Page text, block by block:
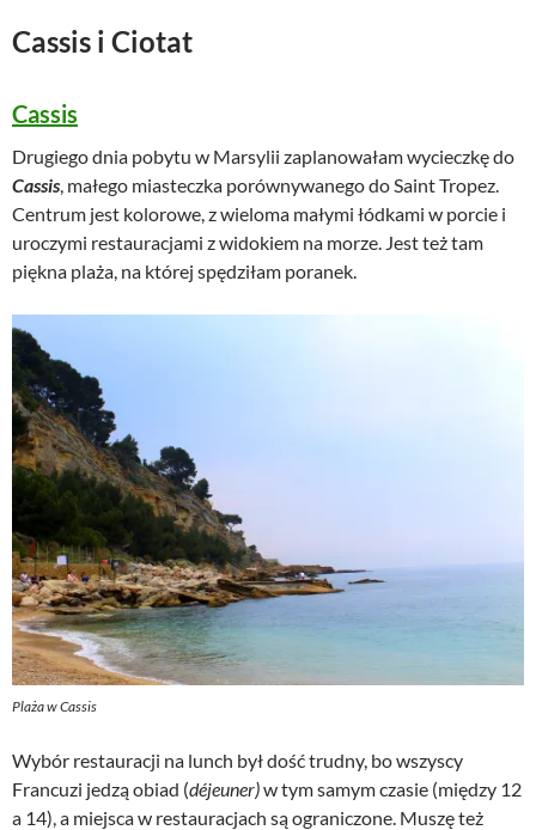
Cassis i Ciotat
Cassis
Drugiego dnia pobytu w Marsylii zaplanowałam wycieczkę do
Cassis, małego miasteczka porównywanego do Saint Tropez.
Centrum jest kolorowe, z wieloma małymi łódkami w porcie i
uroczymi restauracjami z widokiem na morze. Jest też tam
piękna plaża, na której spędziłam poranek.
Plaża w Cassis
Wybór restauracji na lunch był dość trudny, bo wszyscy
Francuzi jedzą obiad (déjeuner)w tym samym czasie (między 12
a 14), a miejsca w restauracjach są ograniczone. Muszę też